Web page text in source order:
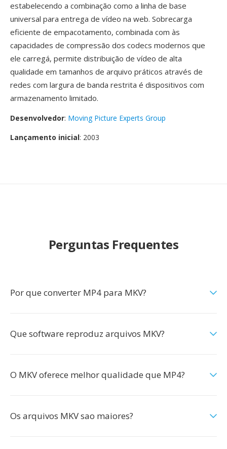
estabelecendo a combinação como a linha de base
universal para entrega de vídeo na web. Sobrecarga
eficiente de empacotamento, combinada com às
capacidades de compressão dos codecs modernos que
ele carregá, permite distribuição de vídeo de alta
qualidade em tamanhos de arquivo práticos através de
redes com largura de banda restrita é dispositivos com
armazenamento limitado.
Desenvolvedor: Moving Picture Experts Group
Lançamento inicial: 2003
Perguntas Frequentes
Por que converter MP4 para MKV?
Que software reproduz arquivos MKV?
O MKV oferece melhor qualidade que MP4?
Os arquivos MKV sao maiores?